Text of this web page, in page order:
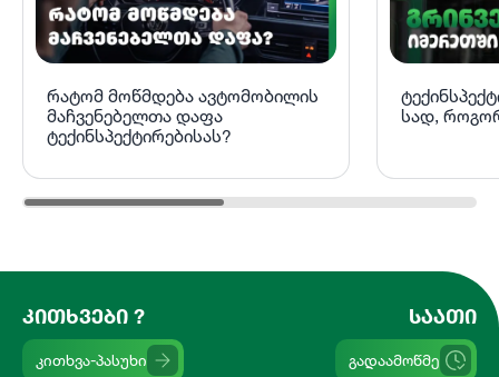
რატომ მოწმდება ავტომობილის
მაჩვენებელთა დაფა
ტექინსპექტირებისას?
სად,
ᲙᲘᲗᲮᲕᲔᲑᲘ ?
კითხვა-პასუხი
ᲡᲐᲐᲗᲘ
გადაამოწმე